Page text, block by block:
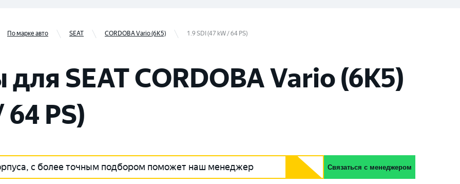
По марке авто SEAT CORDOBA Vario (6K5) 1.9 SDI (47 kW / 64 PS)
SEAT CORDOBA Vario (6K5)
PS)
с более точным подбором поможет наш менеджер Связаться с менеджером